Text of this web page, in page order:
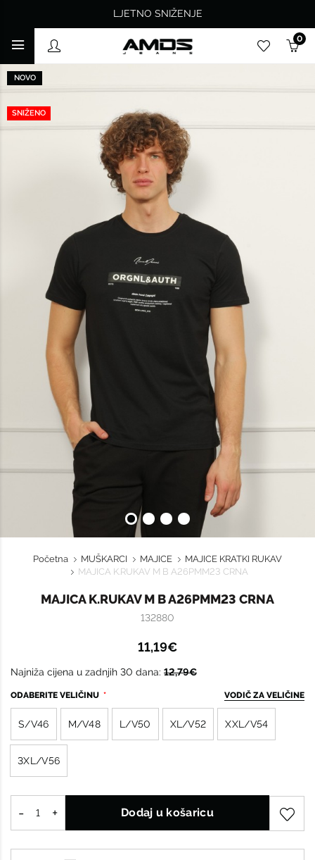
LJETNO SNIŽENJE
0
NOVO
SNIŽENO
Početna MUŠKARCI MAJICE
MAJICE KRATKI RUKAV
MAJICA K.RUKAV M B A26PMM23 CRNA
MAJICA K.RUKAV M B A26PMM23 CRNA
132880
11,19€
Najniža cijena u zadnjih 30 dana: 12,79€
ODABERITE VELIČINU VODIČ ZA VELIČINE
S/V46 M/V48 L/V50 XL/V52 XXL/V54
3XL/V56
Dodaj u košaricu